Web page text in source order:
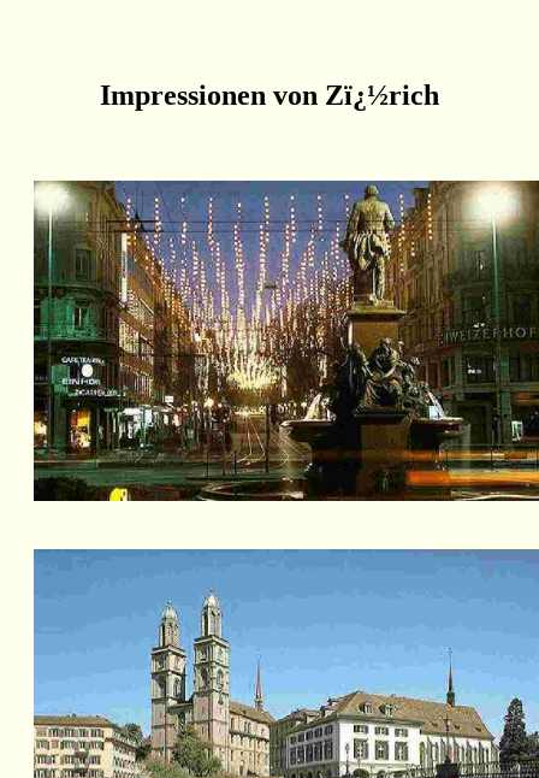
Impressionen von Zï¿½rich